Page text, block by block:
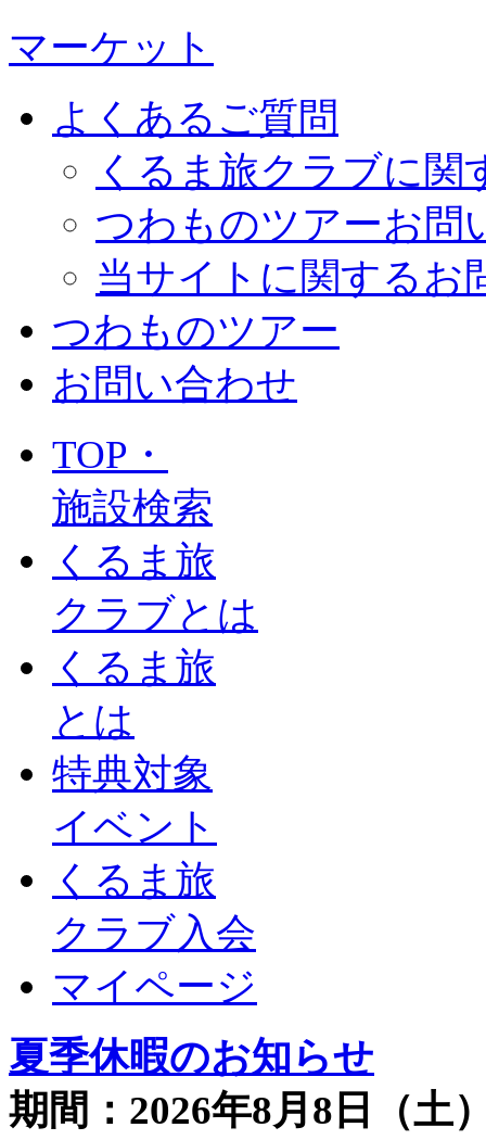
マーケット
よくあるご質問
くるま旅クラブに関
つわものツアーお問
当サイトに関するお
つわものツアー
お問い合わせ
TOP・
施設検索
くるま旅
クラブとは
くるま旅
とは
特典対象
イベント
くるま旅
クラブ入会
マイページ
夏季休暇のお知らせ
期間：2026年8月8日（土